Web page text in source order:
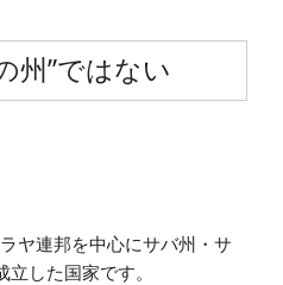
州”ではない
ヤ連邦を中心にサバ州・サ
した国家です。